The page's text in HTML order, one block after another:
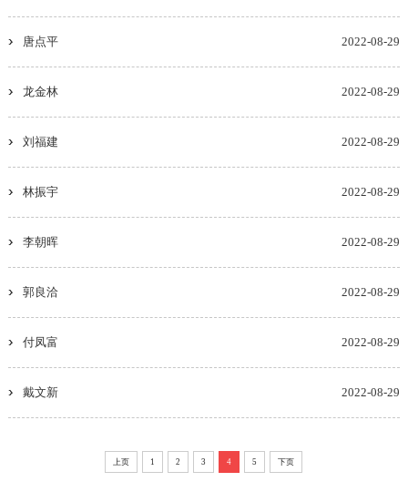
唐点平 2022-08-29
龙金林 2022-08-29
刘福建 2022-08-29
林振宇 2022-08-29
李朝晖 2022-08-29
郭良洽 2022-08-29
付凤富 2022-08-29
戴文新 2022-08-29
上页 1 2 3 4 5 下页